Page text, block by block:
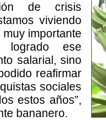
de crisis
viviendo
importante
ese
salarial, sino
reafirmar
sociales
estos años”,
bananero.